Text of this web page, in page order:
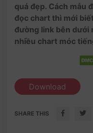
quá đẹp. Cách mẫu
đọc chart thì mới
đường link bên dưới
nhiều chart móc
Download
SHARE THIS